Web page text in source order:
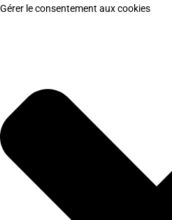
Gérer le consentement aux cookies